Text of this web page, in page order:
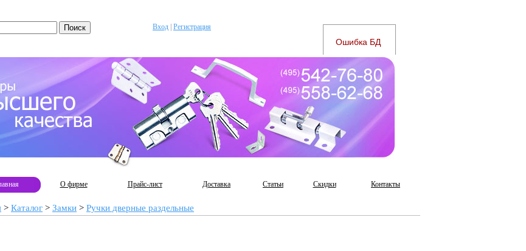
Вход Регистрация
О фирме Прайс-лист Доставка Статьи Скидки Контакты
> Каталог > Замки > Ручки дверные раздельные